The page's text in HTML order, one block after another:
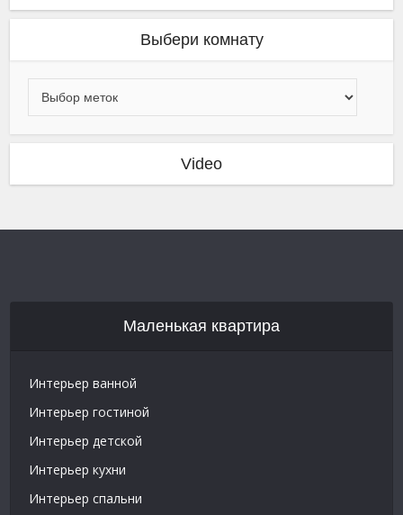
Выбери комнату
Video
Маленькая квартира
Интерьер ванной
Интерьер гостиной
Интерьер детской
Интерьер кухни
Интерьер спальни